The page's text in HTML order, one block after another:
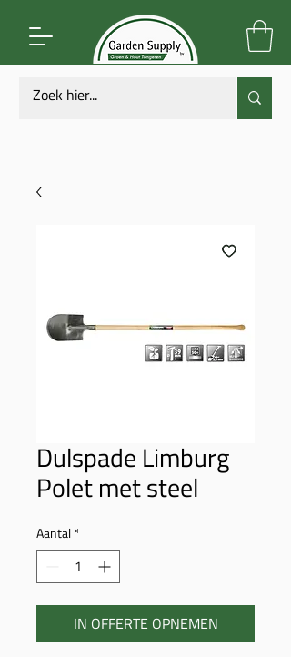
Dulspade Limburg
Polet met steel
Aantal*
IN OFFERTE OPNEMEN